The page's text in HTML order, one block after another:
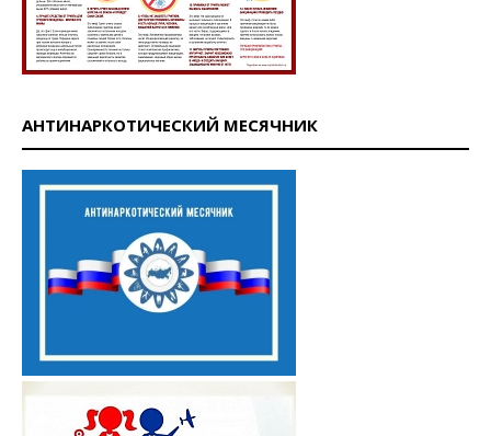
АНТИНАРКОТИЧЕСКИЙ МЕСЯЧНИК